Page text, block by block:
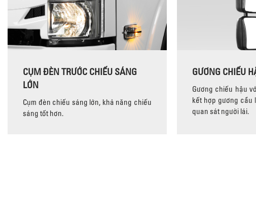
CỤM ĐÈN TRƯỚC CHIẾU SÁNG
LỚN
Cụm đèn chiếu sáng lớn, khả năng chiếu
sáng tốt hơn.
GƯƠNG CHIẾU
Gương chiếu hậu
kết hợp gương cầu
quan sát người lái.